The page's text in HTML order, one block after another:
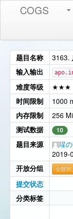
COGS
题目名称 3163.
输入输出
难度等级
★★★
时间限制
1000
内存限制
256
测试数据
10
题目来源 瑆
2019-
开放分组
全部用
提交状态
分类标签